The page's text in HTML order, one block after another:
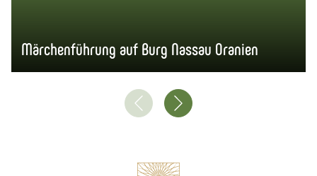
Märchenführung auf Burg Nassau Oranien